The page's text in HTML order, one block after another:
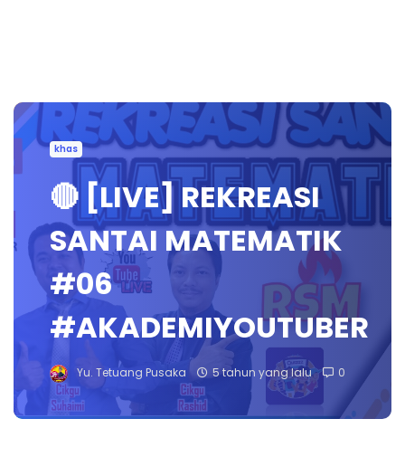
khas
🔴 [LIVE] REKREASI
SANTAI MATEMATIK
#06
#AKADEMIYOUTUBER
Yu. Tetuang Pusaka 5 tahun yang lalu 0